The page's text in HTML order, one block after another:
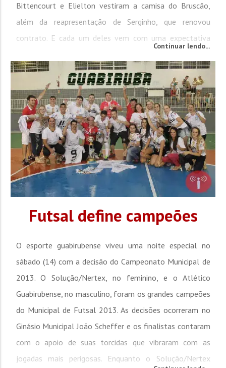
Bittencourt e Elielton vestiram a camisa do Bruscão,
além da reapresentação de Serginho, que renovou
contrato. E cada um deles vem com uma expectativa
volta após cinco temporadas: É sempre um prazer
trabalhar aqui no...
Continuar lendo...
Futsal define campeões
O esporte guabirubense viveu uma noite especial no
sábado (14) com a decisão do Campeonato Municipal de
2013. O Solução/Nertex, no feminino, e o Atlético
Guabirubense, no masculino, foram os grandes campeões
do Municipal de Futsal 2013. As decisões ocorreram no
Ginásio Municipal João Scheffer e os finalistas contaram
com o apoio de suas torcidas que vibraram com as
jogadas mais perigosas. Enquanto o Solução/Nertex